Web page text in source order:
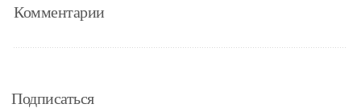
Комментарии
Подписаться